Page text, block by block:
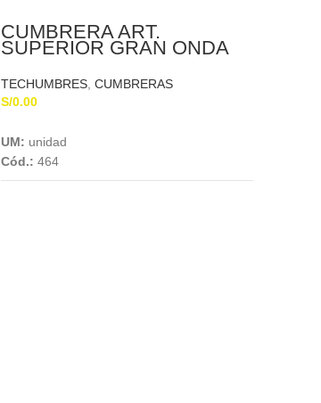
CUMBRERA ART.
SUPERIOR GRAN ONDA
TECHUMBRES CUMBRERAS
S/0.00
UM: unidad
Cód.: 464